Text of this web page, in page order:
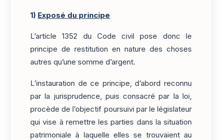
1) Exposé du principe
L’article 1352 du Code civil pose donc le
principe de restitution en nature des choses
autres qu’une somme d’argent.
L’instauration de ce principe, d’abord reconnu
par la jurisprudence, puis consacré par la loi,
procède de l’objectif poursuivi par le législateur
qui vise à remettre les parties dans la situation
patrimoniale à laquelle elles se trouvaient au